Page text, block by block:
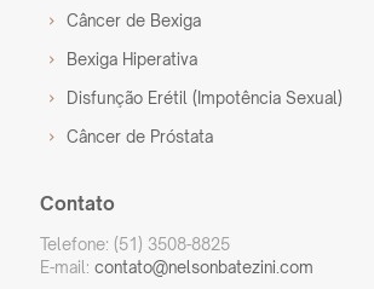
Câncer de Bexiga
Bexiga Hiperativa
Disfunção Erétil (Impotência Sexual)
Câncer de Próstata
Contato
Telefone: (51) 3508-8825
E-mail: contato@nelsonbatezini.com